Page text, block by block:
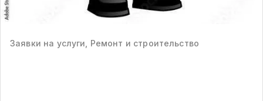
Заявки на услуги, Ремонт и строительство